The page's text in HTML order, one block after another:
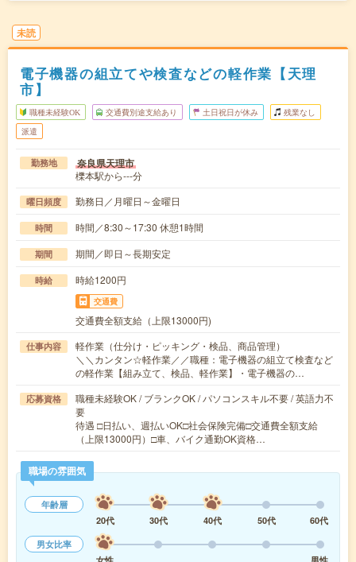
未読
電子機器の組立てや検査などの軽作業【天理
市】
職種未経験OK 交通費別途支給あり 土日祝日が休み 残業なし
派遣
勤務地 奈良県天理市
櫟本駅から---分
曜日頻度 勤務日／月曜日～金曜日
時間 時間／8:30～17:30 休憩1時間
期間 期間／即日～長期安定
時給 時給1200円
交通費
交通費全額支給（上限13000円)
仕事内容
軽作業（仕分け・ピッキング・検品、商品管理）
＼＼カンタン☆軽作業／／職種：電子機器の組立て検査など
の軽作業【組み立て、検品、軽作業】・電子機器の…
応募資格
職種未経験OK / ブランクOK / パソコンスキル不要 / 英語力不
要
待遇 □日払い、週払いOK□社会保険完備□交通費全額支給
（上限13000円）□車、バイク通勤OK資格…
職場の雰囲気
年齢層
20代
30代 40代 50代
60代
男女比率